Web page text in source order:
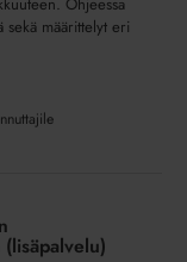
Ohjeessa
sekä määrittelyt eri